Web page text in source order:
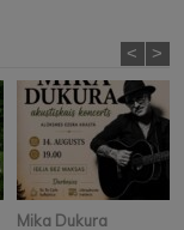
Mika Dukura
< >